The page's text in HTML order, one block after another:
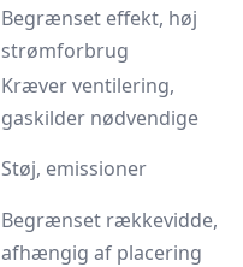
Begrænset effekt, høj
strømforbrug
Kræver ventilering,
gaskilder nødvendige
Støj, emissioner
Begrænset rækkevidde,
afhængig af placering